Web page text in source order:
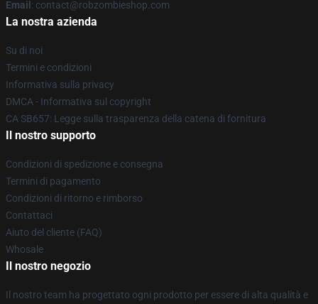
Email : contact@robzombieshop.com
La nostra azienda
Su di noi
Termini e condizioni
Informativa sulla privacy
DMCA - Informativa sul copyright
CA SB657: Legge sulla trasparenza della catena di fornitura
Il nostro supporto
Condizioni di spedizione e consegna
Termini di pagamento
Condizioni di ritorno e rimborso
Contattaci
Aiuto del cliente (FAQ)
Whosale
Il nostro negozio
Il nostro team ha progettato ogni prodotto per essere di alta qualità e